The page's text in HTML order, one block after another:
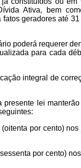
Ativa, bem
geradores até
poderá requerer
para cada
integral de
lei
por cento)
por cento)